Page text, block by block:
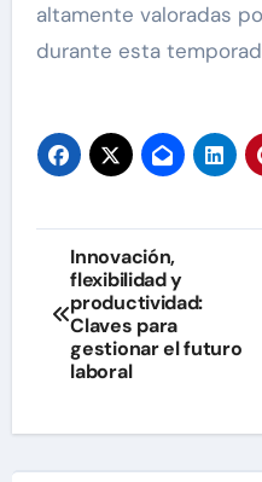
altamente valoradas
durante esta
Navegación
de
entradas
Innovación,
flexibilidad y
productividad:
Claves para
gestionar el futuro
laboral